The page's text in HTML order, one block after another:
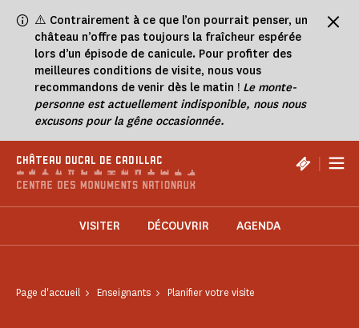
⚠️ Contrairement à ce que l’on pourrait penser, un
château n’offre pas toujours la fraîcheur espérée
lors d’un épisode de canicule. Pour profiter des
meilleures conditions de visite, nous vous
recommandons de venir dès le matin ! Le monte-
personne est actuellement indisponible, nous nous
excusons pour la gêne occasionnée.
CHÂTEAU DUCAL DE CADILLAC |
VISITER DÉCOUVRIR AGENDA
Page d'accueil Enseignants Planifier votre visite